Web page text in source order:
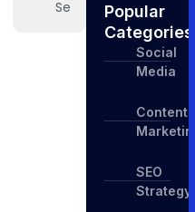
Popular
Categories
Social
Media
Content
Marketing
SEO
Strategy